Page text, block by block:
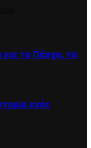
το Πάσχα, τα
ενός